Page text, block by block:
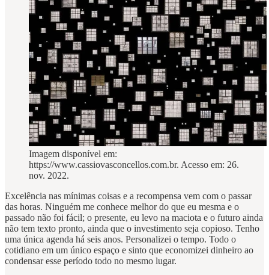
Imagem disponível em:
https://www.cassiovasconcellos.com.br. Acesso em: 26.
nov. 2022.
Excelência nas mínimas coisas e a recompensa vem com o passar
das horas. Ninguém me conhece melhor do que eu mesma e o
passado não foi fácil; o presente, eu levo na maciota e o futuro ainda
não tem texto pronto, ainda que o investimento seja copioso. Tenho
uma única agenda há seis anos. Personalizei o tempo. Todo o
cotidiano em um único espaço e sinto que economizei dinheiro ao
condensar esse período todo no mesmo lugar.